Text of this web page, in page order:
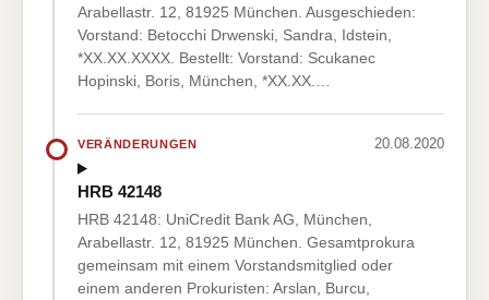
Arabellastr. 12, 81925 München. Ausgeschieden:
Vorstand: Betocchi Drwenski, Sandra, Idstein,
*XX.XX.XXXX. Bestellt: Vorstand: Scukanec
Hopinski, Boris, München, *XX.XX.…
VERÄNDERUNGEN 20.08.2020
HRB 42148
HRB 42148: UniCredit Bank AG, München,
Arabellastr. 12, 81925 München. Gesamtprokura
gemeinsam mit einem Vorstandsmitglied oder
einem anderen Prokuristen: Arslan, Burcu,